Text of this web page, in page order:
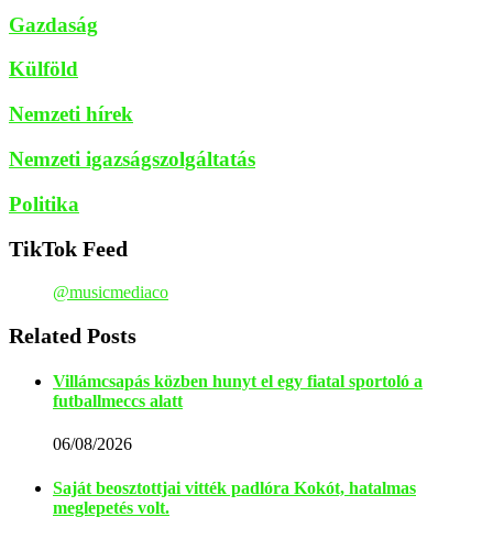
Gazdaság
Külföld
Nemzeti hírek
Nemzeti igazságszolgáltatás
Politika
TikTok Feed
@musicmediaco
Related Posts
Villámcsapás közben hunyt el egy fiatal sportoló a
futballmeccs alatt
06/08/2026
Saját beosztottjai vitték padlóra Kokót, hatalmas
meglepetés volt.